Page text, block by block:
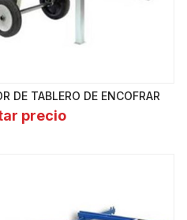
DE TABLERO DE ENCOFRAR
precio